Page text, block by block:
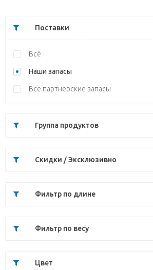
Поставки
Всё
Наши запасы
Все партнерские запасы
Группа продуктов
Скидки / Эксклюзивно
Фильтр по длине
Фильтр по весу
Цвет